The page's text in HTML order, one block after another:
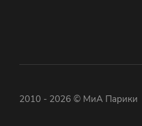
2010 - 2026 © МиА Парики